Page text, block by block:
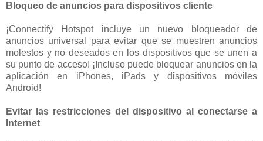
Bloqueo de anuncios para dispositivos cliente
¡Connectify Hotspot incluye un nuevo bloqueador de
anuncios universal para evitar que se muestren anuncios
molestos y no deseados en los dispositivos que se unen a
su punto de acceso! ¡Incluso puede bloquear anuncios en la
aplicación en iPhones, iPads y dispositivos móviles
Android!
Evitar las restricciones del dispositivo al conectarse a
Internet